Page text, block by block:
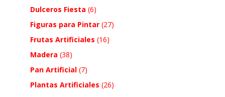
Dulceros Fiesta (6)
Figuras para Pintar (27)
Frutas Artificiales (16)
Madera (38)
Pan Artificial (7)
Plantas Artificiales (26)